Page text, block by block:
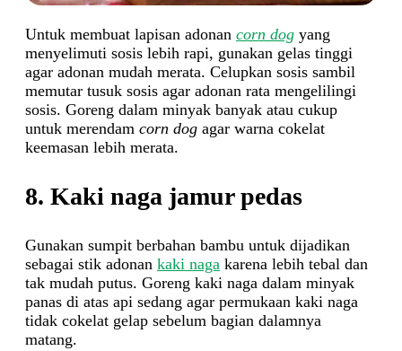
Untuk membuat lapisan adonan corn dog yang
menyelimuti sosis lebih rapi, gunakan gelas tinggi
agar adonan mudah merata. Celupkan sosis sambil
memutar tusuk sosis agar adonan rata mengelilingi
sosis. Goreng dalam minyak banyak atau cukup
untuk merendam corn dog agar warna cokelat
keemasan lebih merata.
8. Kaki naga jamur pedas
Gunakan sumpit berbahan bambu untuk dijadikan
sebagai stik adonan kaki naga karena lebih tebal dan
tak mudah putus. Goreng kaki naga dalam minyak
panas di atas api sedang agar permukaan kaki naga
tidak cokelat gelap sebelum bagian dalamnya
matang.